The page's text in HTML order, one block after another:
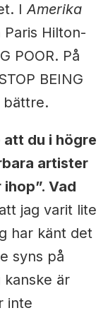
IAmerika
Hilton-
POOR. På
BEING
bättre.
du i högre
artister
Vad
jag varit lite
har känt det
syns på
kanske är
inte